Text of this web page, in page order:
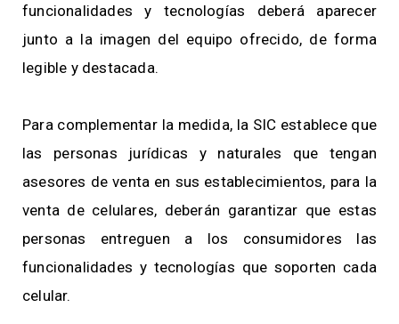
funcionalidades y tecnologías deberá aparecer
junto a la imagen del equipo ofrecido, de forma
legible y destacada.
Para complementar la medida, la SIC establece que
las personas jurídicas y naturales que tengan
asesores de venta en sus establecimientos, para la
venta de celulares, deberán garantizar que estas
personas entreguen a los consumidores las
funcionalidades y tecnologías que soporten cada
celular.